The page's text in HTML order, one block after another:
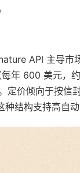
API 主导市
年 600 美元，
定价倾向于按信
结构支持高自